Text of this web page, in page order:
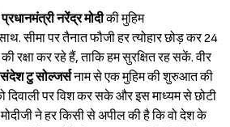
प्रधानमंत्री नरेंद्र मोदीकी मुहिम
सीमा पर तैनात फौजी हर त्योहार छोड़ कर 24
रक्षा कर रहे हैं, ताकि हम सुरक्षित रह सकें. वीर
संदेश टु सोल्जर्सनाम से एक मुहिम की शुरुआत की
दिवाली पर विश कर सके और इस माध्यम से छोटी
ने हर किसी से अपील की है कि वो देश के